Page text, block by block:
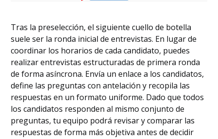
Tras la preselección, el siguiente cuello de botella
suele ser la ronda inicial de entrevistas. En lugar de
coordinar los horarios de cada candidato, puedes
realizar entrevistas estructuradas de primera ronda
de forma asíncrona. Envía un enlace a los candidatos,
define las preguntas con antelación y recopila las
respuestas en un formato uniforme. Dado que todos
los candidatos responden al mismo conjunto de
preguntas, tu equipo podrá revisar y comparar las
respuestas de forma más objetiva antes de decidir